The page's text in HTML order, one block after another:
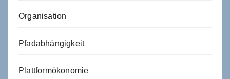
Organisation
Pfadabhängigkeit
Plattformökonomie